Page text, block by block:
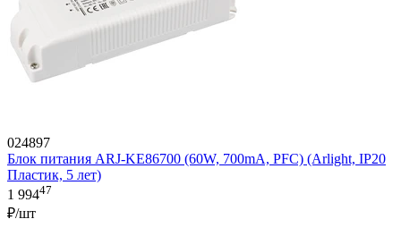
024897
Блок питания ARJ-KE86700 (60W, 700mA, PFC) (Arlight, IP20
Пластик, 5 лет)
1 99447
₽/шт